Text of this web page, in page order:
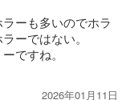
ーも多いのでホラ
ーではない。
ですね。
2026年01月11日